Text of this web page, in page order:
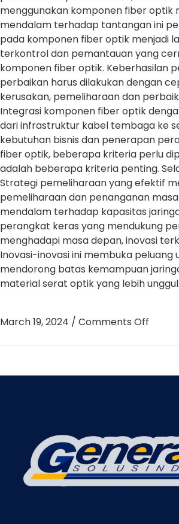
menggunakan komponen fiber optik
mendalam terhadap tantangan ini
pada komponen fiber optik menjadi
terkontrol dan pemantauan yang
komponen fiber optik. Keberhasilan
perbaikan harus dilakukan dengan
kerusakan, pemeliharaan dan
Integrasi komponen fiber optik
dari infrastruktur kabel tembaga ke
kebutuhan bisnis dan penerapan
fiber optik, beberapa kriteria perlu
adalah beberapa kriteria penting.
Strategi pemeliharaan yang efektif
pemeliharaan dan penanganan
mendalam terhadap kapasitas
perangkat keras yang mendukung
menghadapi masa depan, inovasi
Inovasi-inovasi ini membuka
mendorong batas kemampuan
material serat optik yang lebih
March 19, 2024 / Comments Off